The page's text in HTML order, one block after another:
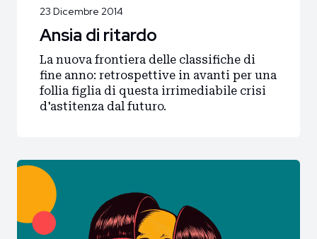
23 Dicembre 2014
Ansia di ritardo
La nuova frontiera delle classifiche di
fine anno: retrospettive in avanti per una
follia figlia di questa irrimediabile crisi
d'astitenza dal futuro.